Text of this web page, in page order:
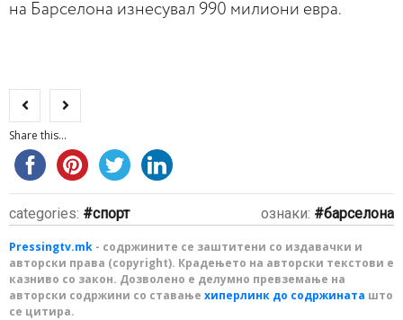
на Барселона изнесувал 990 милиони евра.
Share this...
categories: спорт ознаки: барселона
Pressingtv.mk - содржините се заштитени со издавачки и
авторски права (copyright). Крадењето на авторски текстови е
казниво со закон. Дозволено е делумно превземање на
авторски содржини со ставање хиперлинк до содржината што
се цитира.